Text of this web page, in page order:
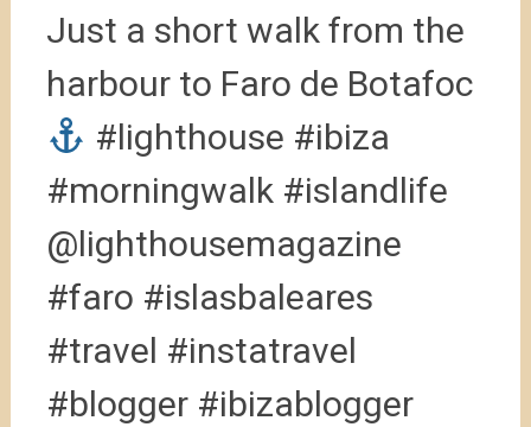
Just a short walk from the
harbour to Faro de Botafoc
#lighthouse #ibiza
#morningwalk #islandlife
@lighthousemagazine
#faro #islasbaleares
#travel #instatravel
#blogger #ibizablogger